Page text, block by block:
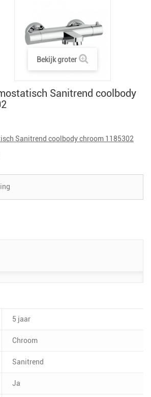
Bekijk groter
Sanitrend coolbody
Sanitrend coolbody chroom 1185302
5 jaar
Chroom
Sanitrend
Ja